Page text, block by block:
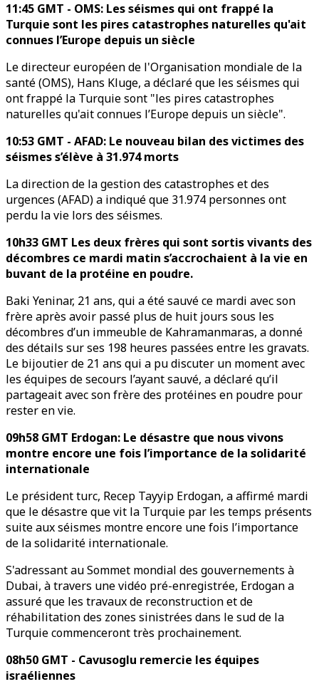
11:45 GMT - OMS: Les séismes qui ont frappé la
Turquie sont les pires catastrophes naturelles qu'ait
connues l’Europe depuis un siècle
Le directeur européen de l'Organisation mondiale de la
santé (OMS), Hans Kluge, a déclaré que les séismes qui
ont frappé la Turquie sont "les pires catastrophes
naturelles qu'ait connues l’Europe depuis un siècle".
10:53 GMT - AFAD: Le nouveau bilan des victimes des
séismes s’élève à 31.974 morts
La direction de la gestion des catastrophes et des
urgences (AFAD) a indiqué que 31.974 personnes ont
perdu la vie lors des séismes.
10h33 GMT Les deux frères qui sont sortis vivants des
décombres ce mardi matin s’accrochaient à la vie en
buvant de la protéine en poudre.
Baki Yeninar, 21 ans, qui a été sauvé ce mardi avec son
frère après avoir passé plus de huit jours sous les
décombres d’un immeuble de Kahramanmaras, a donné
des détails sur ses 198 heures passées entre les gravats.
Le bijoutier de 21 ans qui a pu discuter un moment avec
les équipes de secours l’ayant sauvé, a déclaré qu’il
partageait avec son frère des protéines en poudre pour
rester en vie.
09h58 GMT Erdogan: Le désastre que nous vivons
montre encore une fois l’importance de la solidarité
internationale
Le président turc, Recep Tayyip Erdogan, a affirmé mardi
que le désastre que vit la Turquie par les temps présents
suite aux séismes montre encore une fois l’importance
de la solidarité internationale.
S'adressant au Sommet mondial des gouvernements à
Dubai, à travers une vidéo pré-enregistrée, Erdogan a
assuré que les travaux de reconstruction et de
réhabilitation des zones sinistrées dans le sud de la
Turquie commenceront très prochainement.
08h50 GMT - Cavusoglu remercie les équipes
israéliennes